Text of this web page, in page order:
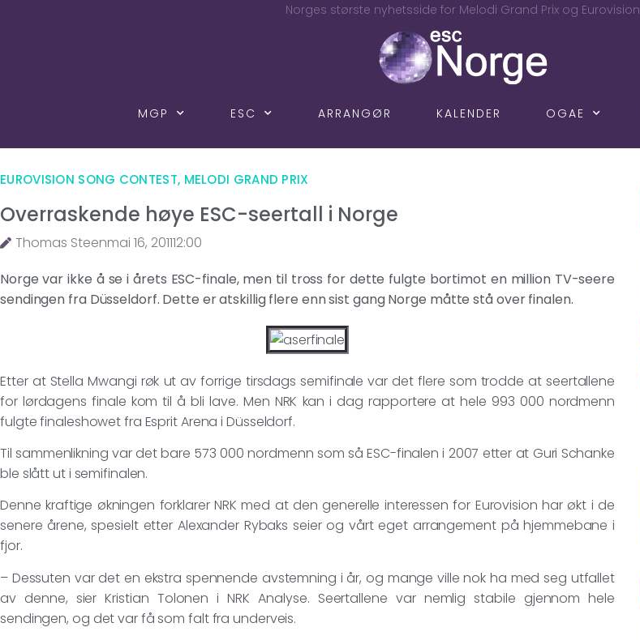
Norges største nyhetsside for Melodi Grand Prix og Eurovision
MGP ESC ARRANGØR KALENDER OGAE
EUROVISION SONG CONTEST, MELODI GRAND PRIX
Overraskende høye ESC-seertall i Norge
Thomas Steenmai 16, 201112:00
Norge var ikke å se i årets ESC-finale, men til tross for dette fulgte bortimot en million TV-seere
sendingen fra Düsseldorf. Dette er atskillig flere enn sist gang Norge måtte stå over finalen.
Etter at Stella Mwangi røk ut av forrige tirsdags semifinale var det flere som trodde at seertallene
for lørdagens finale kom til å bli lave. Men NRK kan i dag rapportere at hele 993 000 nordmenn
fulgte finaleshowet fra Esprit Arena i Düsseldorf.
Til sammenlikning var det bare 573 000 nordmenn som så ESC-finalen i 2007 etter at Guri Schanke
ble slått ut i semifinalen.
Denne kraftige økningen forklarer NRK med at den generelle interessen for Eurovision har økt i de
senere årene, spesielt etter Alexander Rybaks seier og vårt eget arrangement på hjemmebane i
fjor.
– Dessuten var det en ekstra spennende avstemning i år, og mange ville nok ha med seg utfallet
av denne, sier Kristian Tolonen i NRK Analyse. Seertallene var nemlig stabile gjennom hele
sendingen, og det var få som falt fra underveis.